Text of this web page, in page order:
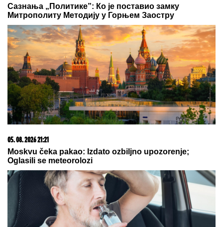
Сазнања „Политике”: Ко је поставио замку
Митрополиту Методију у Горњем Заостру
05. 08. 2026 21:21
Moskvu čeka pakao: Izdato ozbiljno upozorenje;
Oglasili se meteorolozi